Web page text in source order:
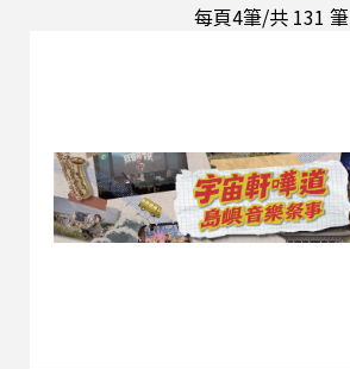
每頁4筆/共 131 筆